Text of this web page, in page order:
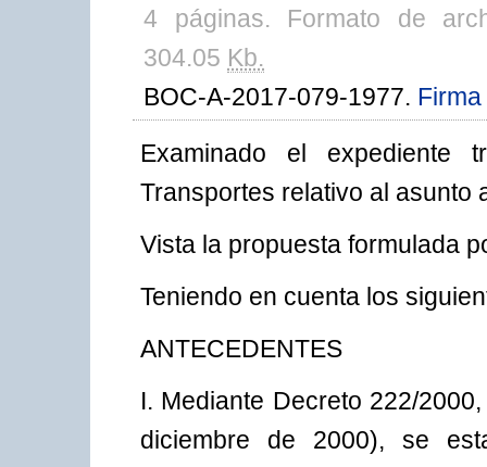
4 páginas. Formato de
304.05 Kb.
BOC-A-2017-079-1977.
Examinado el expediente
Transportes relativo al asunto
Vista la propuesta formulada
Teniendo en cuenta los
ANTECEDENTES
I. Mediante Decreto 222/
diciembre de 2000), se